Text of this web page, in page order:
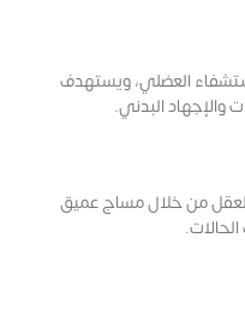
العضلي، ويستهدف
والإجهاد البدني.
من خلال مساج عميق